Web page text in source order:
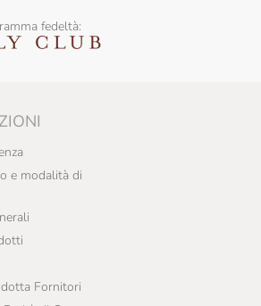
fedeltà:
e modalità di
Fornitori